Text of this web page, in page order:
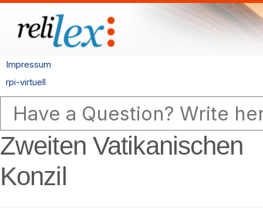
Impressum
rpi-virtuell
Zweiten Vatikanischen
Konzil